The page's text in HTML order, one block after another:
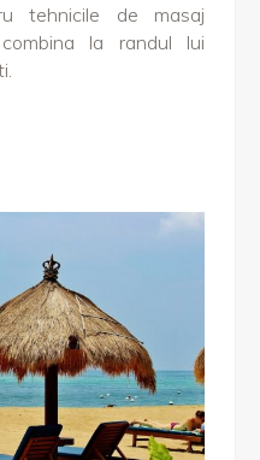
tehnicile de masaj
la randul lui